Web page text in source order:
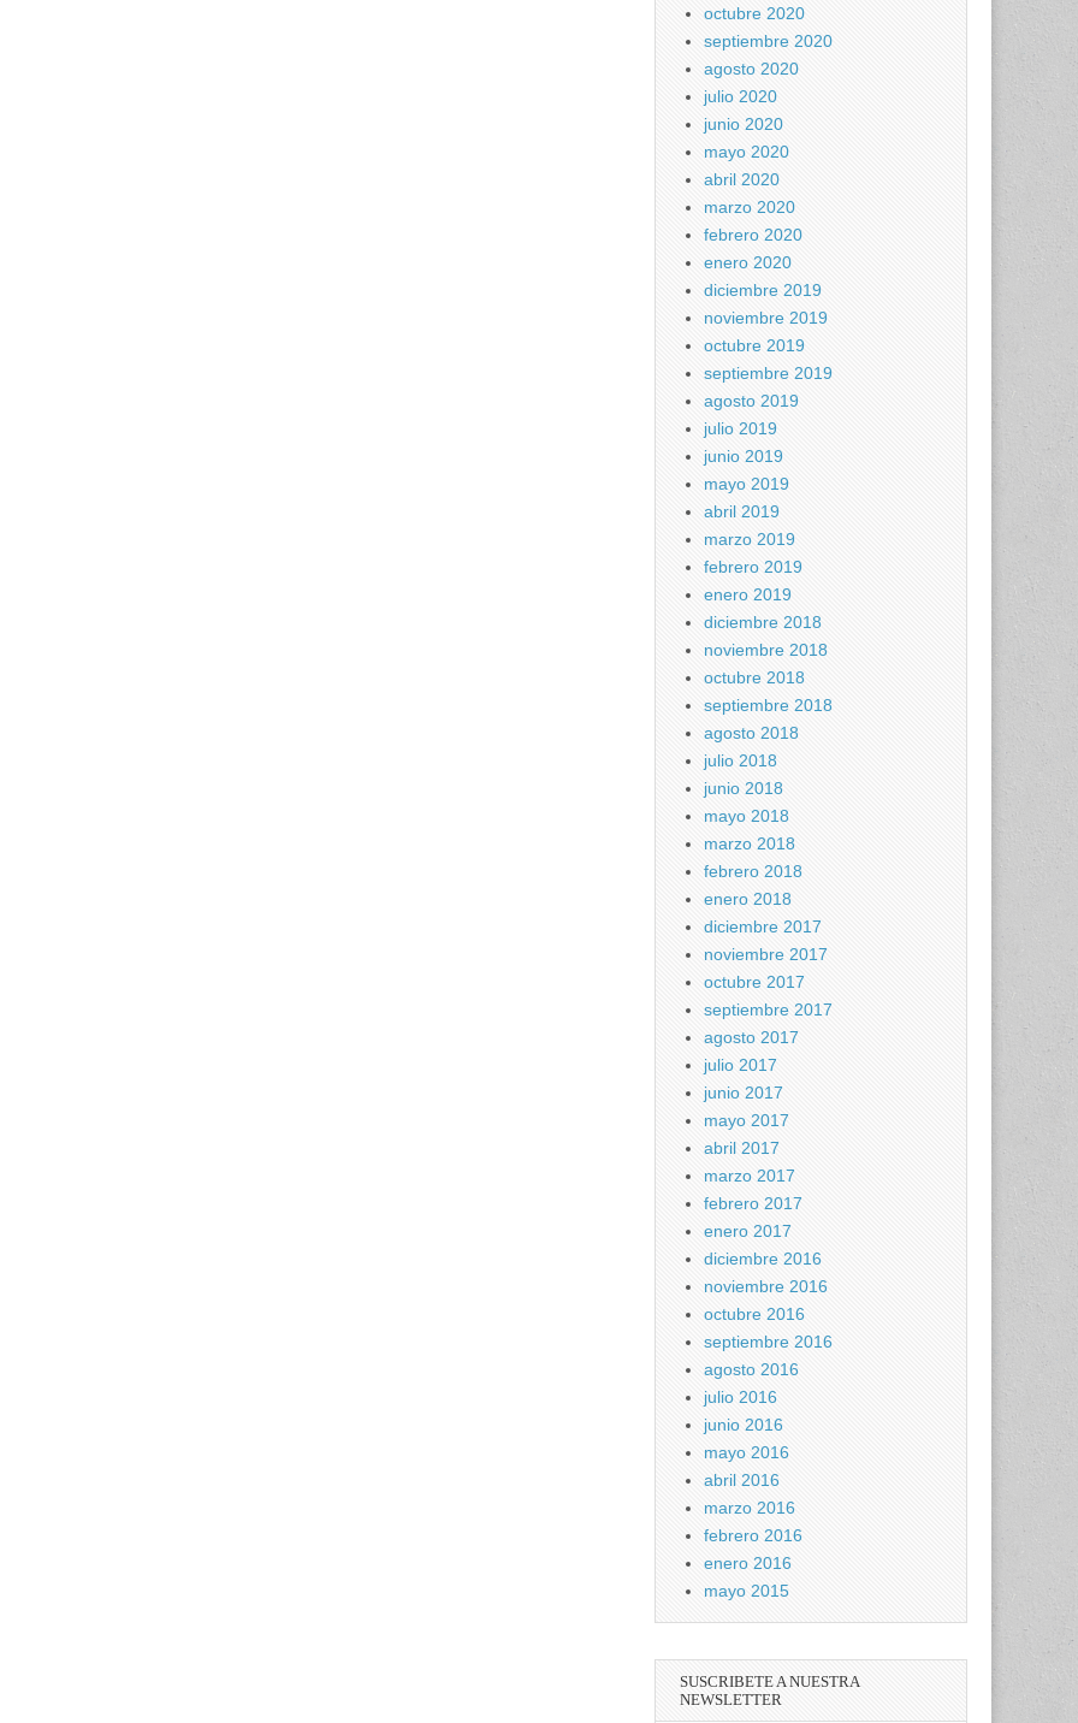
octubre 2020
septiembre 2020
agosto 2020
julio 2020
junio 2020
mayo 2020
abril 2020
marzo 2020
febrero 2020
enero 2020
diciembre 2019
noviembre 2019
octubre 2019
septiembre 2019
agosto 2019
julio 2019
junio 2019
mayo 2019
abril 2019
marzo 2019
febrero 2019
enero 2019
diciembre 2018
noviembre 2018
octubre 2018
septiembre 2018
agosto 2018
julio 2018
junio 2018
mayo 2018
marzo 2018
febrero 2018
enero 2018
diciembre 2017
noviembre 2017
octubre 2017
septiembre 2017
agosto 2017
julio 2017
junio 2017
mayo 2017
abril 2017
marzo 2017
febrero 2017
enero 2017
diciembre 2016
noviembre 2016
octubre 2016
septiembre 2016
agosto 2016
julio 2016
junio 2016
mayo 2016
abril 2016
marzo 2016
febrero 2016
enero 2016
mayo 2015
SUSCRIBETE A NUESTRA
NEWSLETTER